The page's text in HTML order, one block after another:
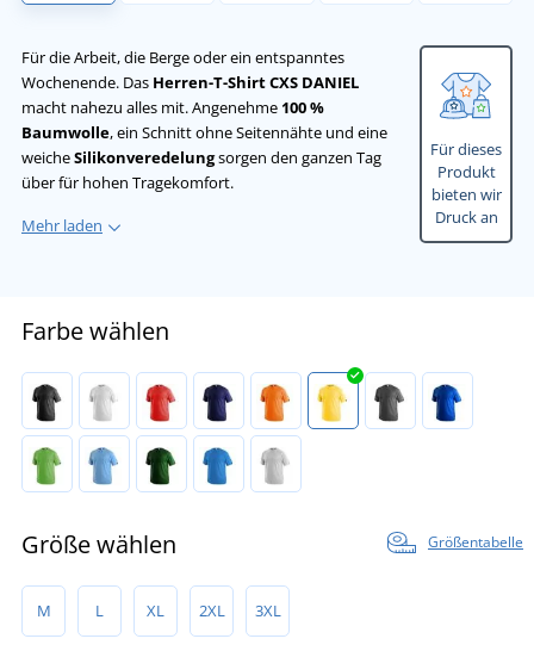
Für die Arbeit, die Berge oder ein entspanntes
Wochenende. Das Herren-T-Shirt CXS DANIEL
macht nahezu alles mit. Angenehme 100 %
Baumwolle, ein Schnitt ohne Seitennähte und eine
weicheSilikonveredelungsorgen den ganzen Tag
über für hohen Tragekomfort.
Mehr laden
Für dieses
Produkt
bieten wir
Druck an
Farbe wählen
Größe wählen Größentabelle
M L XL 2XL 3XL